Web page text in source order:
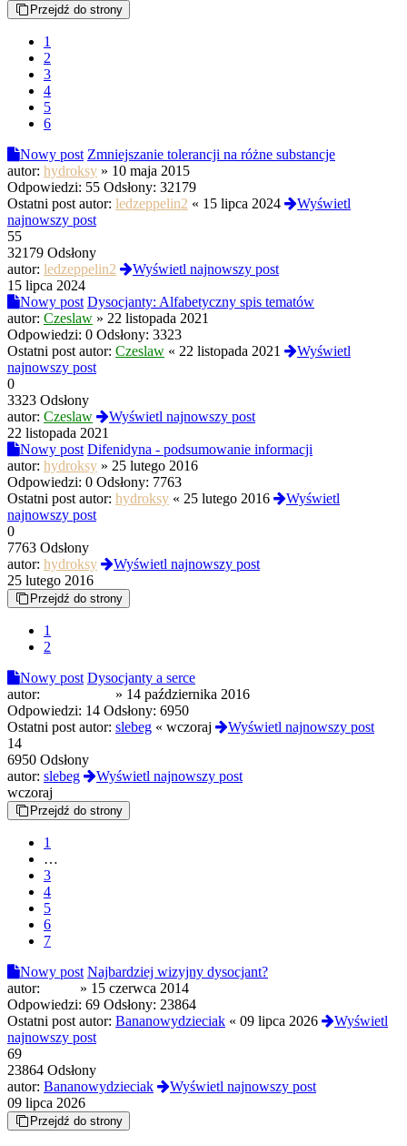
Przejdź do strony
1
2
3
4
5
6
Nowy post Zmniejszanie tolerancji na różne substancje
autor: hydroksy » 10 maja 2015
Odpowiedzi: 55 Odsłony: 32179
Ostatni post autor: ledzeppelin2 « 15 lipca 2024
Wyświetl
najnowszy post
55
32179 Odsłony
autor: ledzeppelin2
Wyświetl najnowszy post
15 lipca 2024
Nowy post Dysocjanty: Alfabetyczny spis tematów
autor: Czeslaw » 22 listopada 2021
Odpowiedzi: 0 Odsłony: 3323
Ostatni post autor: Czeslaw « 22 listopada 2021
Wyświetl
najnowszy post
0
3323 Odsłony
autor: Czeslaw
Wyświetl najnowszy post
22 listopada 2021
Nowy post Difenidyna - podsumowanie informacji
autor: hydroksy » 25 lutego 2016
Odpowiedzi: 0 Odsłony: 7763
Ostatni post autor: hydroksy « 25 lutego 2016
Wyświetl
najnowszy post
0
7763 Odsłony
autor: hydroksy
Wyświetl najnowszy post
25 lutego 2016
Przejdź do strony
1
2
Nowy post Dysocjanty a serce
autor:
» 14 października 2016
Odpowiedzi: 14 Odsłony: 6950
Ostatni post autor: slebeg « wczoraj
Wyświetl najnowszy post
14
6950 Odsłony
autor: slebeg
Wyświetl najnowszy post
wczoraj
Przejdź do strony
1
…
3
4
5
6
7
Nowy post Najbardziej wizyjny dysocjant?
autor:
» 15 czerwca 2014
Odpowiedzi: 69 Odsłony: 23864
Ostatni post autor: Bananowydzieciak « 09 lipca 2026
Wyświetl
najnowszy post
69
23864 Odsłony
autor: Bananowydzieciak
Wyświetl najnowszy post
09 lipca 2026
Przejdź do strony